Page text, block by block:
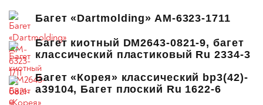
Багет «Dartmolding» AM-6323-1711
Багет киотный DM2643-0821-9, багет
классический пластиковый Ru 2334-3
Багет «Корея» классический bp3(42)-
a39104, Багет плоский Ru 1622-6